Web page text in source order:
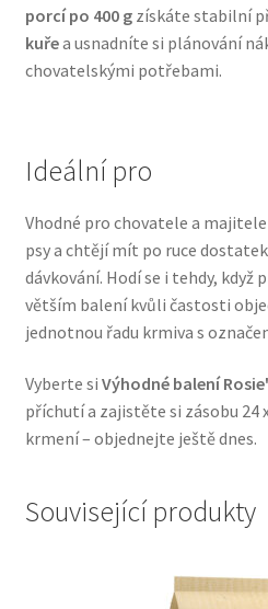
Přepravky pro psy
Vodítka a obojky
Wolf of Wilderness
porcí po 400 gzískáte stabilní
kuřea usnadníte si plánování
chovatelskými potřebami.
Ideální pro
Vhodné pro chovatele a
psy a chtějí mít po ruce
dávkování. Hodí se i tehdy, když
větším balení kvůli častosti
jednotnou řadu krmiva s
Vyberte si Výhodné balení
příchutí a zajistěte si zásobu 24
krmení – objednejte ještě dnes.
Související produkty